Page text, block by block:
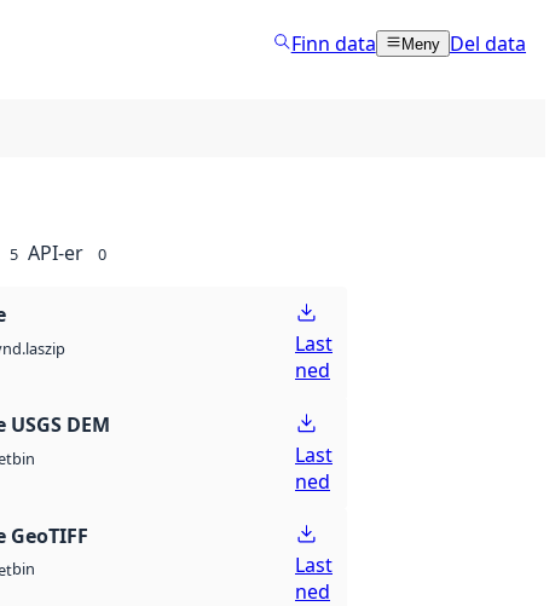
Finn data Meny Del data
5 API-er 0
Last
ned
USGS DEM
bin
Last
ned
GeoTIFF
bin
Last
ned